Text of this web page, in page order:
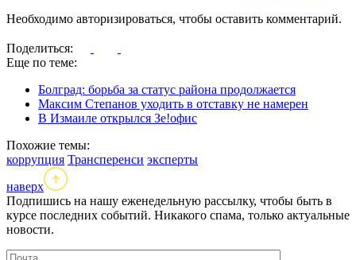
Необходимо авторизироваться, чтобы оставить комментарий.
Поделиться:
Еще по теме:
Болград: борьба за статус района продолжается
Максим Степанов уходить в отставку не намерен
В Измаиле открылся Зе!офис
Похожие темы:
коррупция Трансперенси эксперты
наверх
Подпишись на нашу еженедельную рассылку, чтобы быть в
курсе последних событий. Никакого спама, только актуальные
новости.